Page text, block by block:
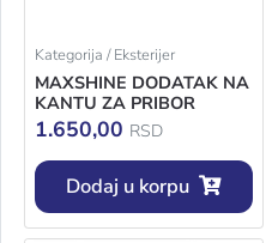
Kategorija / Eksterijer
MAXSHINE DODATAK NA
KANTU ZA PRIBOR
1.650,00 RSD
Dodaj u korpu